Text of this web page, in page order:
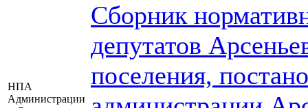
НПА
Администрации
Сборник
депутатов
поселения,